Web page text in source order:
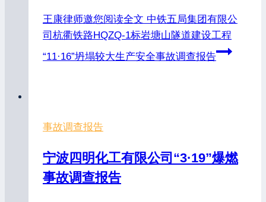
王康律师邀您阅读全文 中铁五局集团有限公
司杭衢铁路HQZQ-1标岩塘山隧道建设工程
“11·16”坍塌较大生产安全事故调查报告
事故调查报告
宁波四明化工有限公司“3·19”爆燃
事故调查报告